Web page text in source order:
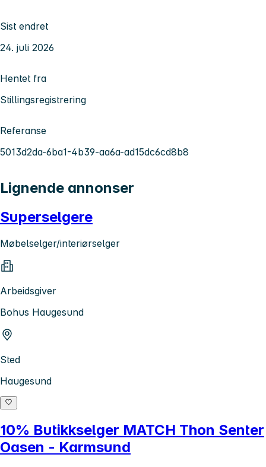
Sist endret
24. juli 2026
Hentet fra
Stillingsregistrering
Referanse
5013d2da-6ba1-4b39-aa6a-ad15dc6cd8b8
Lignende annonser
Superselgere
Møbelselger/interiørselger
Arbeidsgiver
Bohus Haugesund
Sted
Haugesund
10% Butikkselger MATCH Thon Senter
Oasen - Karmsund